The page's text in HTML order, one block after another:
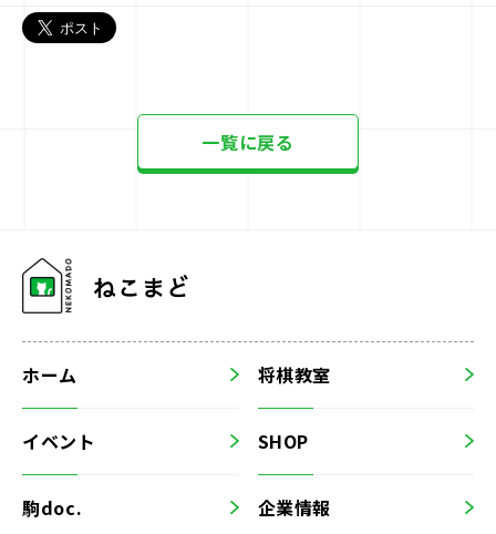
一覧に戻る
ホーム 将棋教室
イベント SHOP
駒doc. 企業情報